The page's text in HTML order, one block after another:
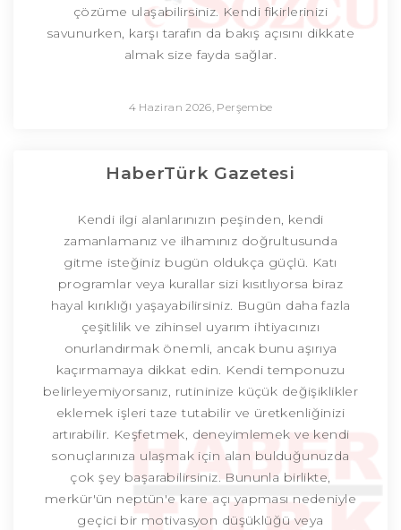
çözüme ulaşabilirsiniz. Kendi fikirlerinizi
savunurken, karşı tarafın da bakış açısını dikkate
almak size fayda sağlar.
4 Haziran 2026, Perşembe
HaberTürk Gazetesi
Kendi ilgi alanlarınızın peşinden, kendi
zamanlamanız ve ilhamınız doğrultusunda
gitme isteğiniz bugün oldukça güçlü. Katı
programlar veya kurallar sizi kısıtlıyorsa biraz
hayal kırıklığı yaşayabilirsiniz. Bugün daha fazla
çeşitlilik ve zihinsel uyarım ihtiyacınızı
onurlandırmak önemli, ancak bunu aşırıya
kaçırmamaya dikkat edin. Kendi temponuzu
belirleyemiyorsanız, rutininize küçük değişiklikler
eklemek işleri taze tutabilir ve üretkenliğinizi
artırabilir. Keşfetmek, deneyimlemek ve kendi
sonuçlarınıza ulaşmak için alan bulduğunuzda
çok şey başarabilirsiniz. Bununla birlikte,
merkür'ün neptün'e kare açı yapması nedeniyle
geçici bir motivasyon düşüklüğü veya